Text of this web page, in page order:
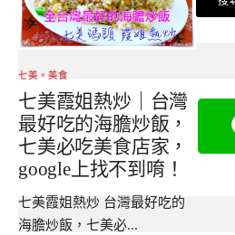
七美。美食
七美霞姐熱炒｜台灣
最好吃的海膽炒飯，
七美必吃美食店家，
google上找不到唷！
七美霞姐熱炒 台灣最好吃的
海膽炒飯，七美必...